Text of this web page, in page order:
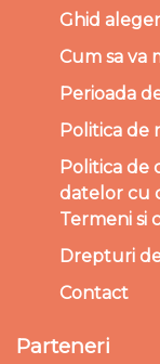
Ghid
Cum sa va
Perioada
Politica de
Politica de
datelor cu
Termeni si
Drepturi
Contact
Parteneri